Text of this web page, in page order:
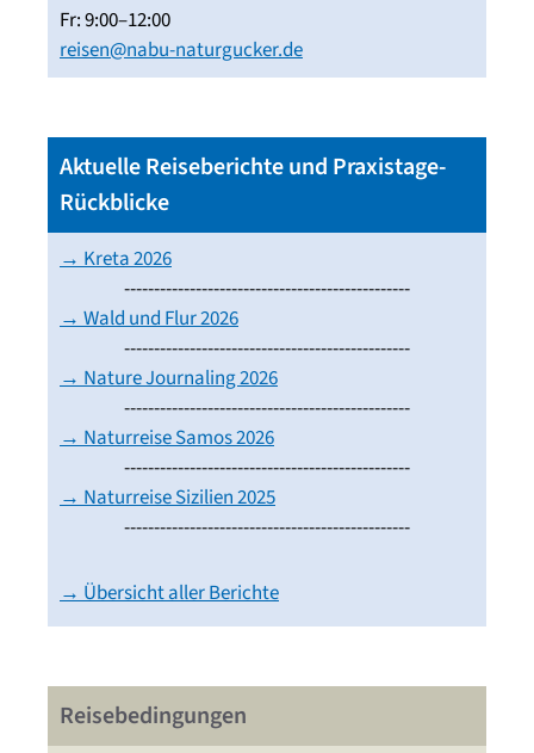
Fr: 9:00–12:00
reisen@nabu-naturgucker.de
Aktuelle Reiseberichte und Praxistage-
Rückblicke
→ Kreta 2026
------------------------------------------------
→ Wald und Flur 2026
------------------------------------------------
→ Nature Journaling 2026
------------------------------------------------
→ Naturreise Samos 2026
------------------------------------------------
→ Naturreise Sizilien 2025
------------------------------------------------
→ Übersicht aller Berichte
Reisebedingungen